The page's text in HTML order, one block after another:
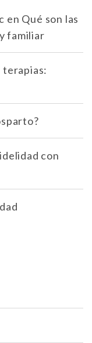
en Qué son las
familiar
terapias:
con